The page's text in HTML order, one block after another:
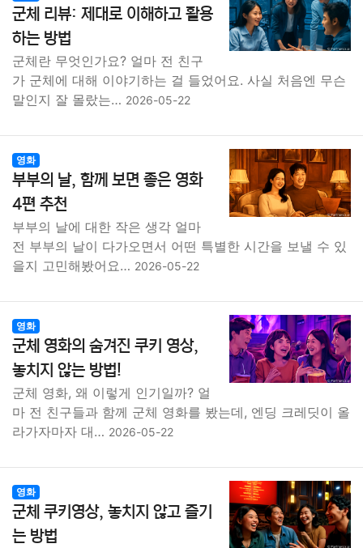
군체 리뷰: 제대로 이해하고 활용
하는 방법
군체란 무엇인가요? 얼마 전 친구
가 군체에 대해 이야기하는 걸 들었어요. 사실 처음엔 무슨
말인지 잘 몰랐는… 2026-05-22
영화
부부의 날, 함께 보면 좋은 영화
4편 추천
부부의 날에 대한 작은 생각 얼마
전 부부의 날이 다가오면서 어떤 특별한 시간을 보낼 수 있
을지 고민해봤어요… 2026-05-22
영화
군체 영화의 숨겨진 쿠키 영상,
놓치지 않는 방법!
군체 영화, 왜 이렇게 인기일까? 얼
마 전 친구들과 함께 군체 영화를 봤는데, 엔딩 크레딧이 올
라가자마자 대… 2026-05-22
영화
군체 쿠키영상, 놓치지 않고 즐기
는 방법